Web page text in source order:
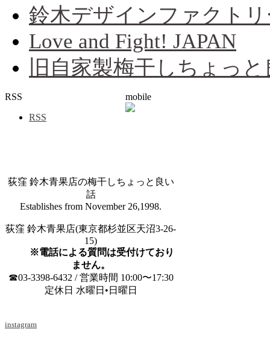
鈴木デザインファクト
Love and Fight! JAPAN
旧自家製梅干しちょっ
RSS
RSS
mobile
荻窪 鈴木青果店の梅干しちょっと良い
話
Establishes from November 26,1998.
荻窪 鈴木青果店(東京都杉並区天沼3-26-
15)
※電話による質問は受付けており
ません。
☎03-3398-6432 / 営業時間 10:00〜17:30
定休日 水曜日•日曜日
instagram